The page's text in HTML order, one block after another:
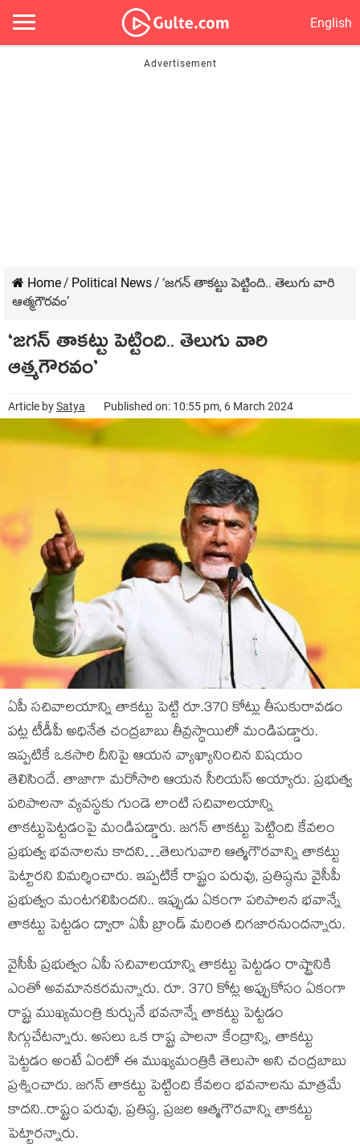
English
Home/ Political News/ ‘జ‌గ‌న్ తాక‌ట్టు పెట్టింది.. తెలుగు వారి
ఆత్మ‌గౌర‌వం’
‘జ‌గ‌న్ తాక‌ట్టు పెట్టింది.. తెలుగు వారి
ఆత్మ‌గౌర‌వం’
Article bySatya Published on: 10:55 pm, 6 March 2024
ఏపీ స‌చివాల‌యాన్ని తాక‌ట్టు పెట్టి రూ.370 కోట్లు తీసుకురావ‌డం
ప‌ట్ల టీడీపీ అధినేత చంద్ర‌బాబు తీవ్ర‌స్థాయిలో మండిప‌డ్డారు.
ఇప్ప‌టికే ఒక‌సారి దీనిపై ఆయ‌న వ్యాఖ్యానించిన విష‌యం
తెలిసిందే. తాజాగా మ‌రోసారి ఆయ‌న సీరియ‌స్ అయ్యారు. ప్రభుత్వ
పరిపాలనా వ్యవస్థకు గుండె లాంటి సచివాలయాన్ని
తాకట్టుపెట్టడంపై మండిపడ్డారు. జగన్ తాకట్టు పెట్టింది కేవలం
ప్రభుత్వ భవనాలను కాదని…తెలుగువారి ఆత్మగౌరవాన్ని తాకట్టు
పెట్టారని విమర్శించారు. ఇప్పటికే రాష్ట్రం పరువు, ప్రతిష్ఠను వైసీపీ
ప్రభుత్వం మంటగలిపిందని.. ఇప్పుడు ఏకంగా పరిపాలన భవాన్నే
తాకట్టు పెట్టడం ద్వారా ఏపీ బ్రాండ్ మరింత దిగజారనుందన్నారు.
వైసీపీ ప్రభుత్వం ఏపీ సచివాలయాన్ని తాకట్టు పెట్ట‌డం రాష్ట్రానికి
ఎంతో అవమానకరమన్నారు. రూ. 370 కోట్ల అప్పుకోసం ఏకంగా
రాష్ట్ర ముఖ్యమంత్రి కుర్చునే భవనాన్నే తాకట్టు పెట్టడం
సిగ్గుచేటన్నారు. అసలు ఒక రాష్ట్ర పాలనా కేంద్రాన్ని, తాకట్టు
పెట్టడం అంటే ఏంటో ఈ ముఖ్యమంత్రికి తెలుసా అని చంద్రబాబు
ప్రశ్నించారు. జగన్ తాకట్టు పెట్టింది కేవలం భవనాలను మాత్రమే
కాదని..రాష్ట్రం పరువు, ప్రతిష్ఠ, ప్రజల ఆత్మగౌరవాన్ని తాకట్టు
పెట్టారన్నారు.